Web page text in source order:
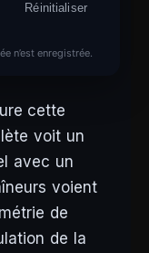
Réinitialiser
n’est enregistrée.
cette
voit un
avec un
voient
de
de la